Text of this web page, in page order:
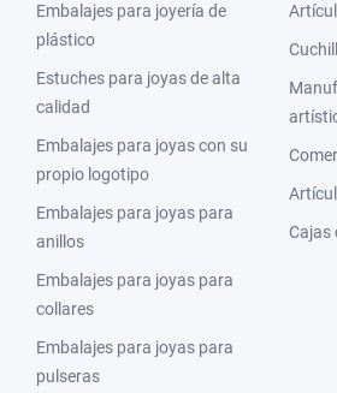
Embalajes para joyería de
plástico
Estuches para joyas de alta
calidad
Embalajes para joyas con su
propio logotipo
Embalajes para joyas para
anillos
Embalajes para joyas para
collares
Embalajes para joyas para
pulseras
Cajas